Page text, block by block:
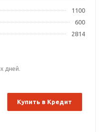
1100
600
2814
дней.
Купить в Кредит